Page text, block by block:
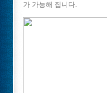
가 가능해 집니다.